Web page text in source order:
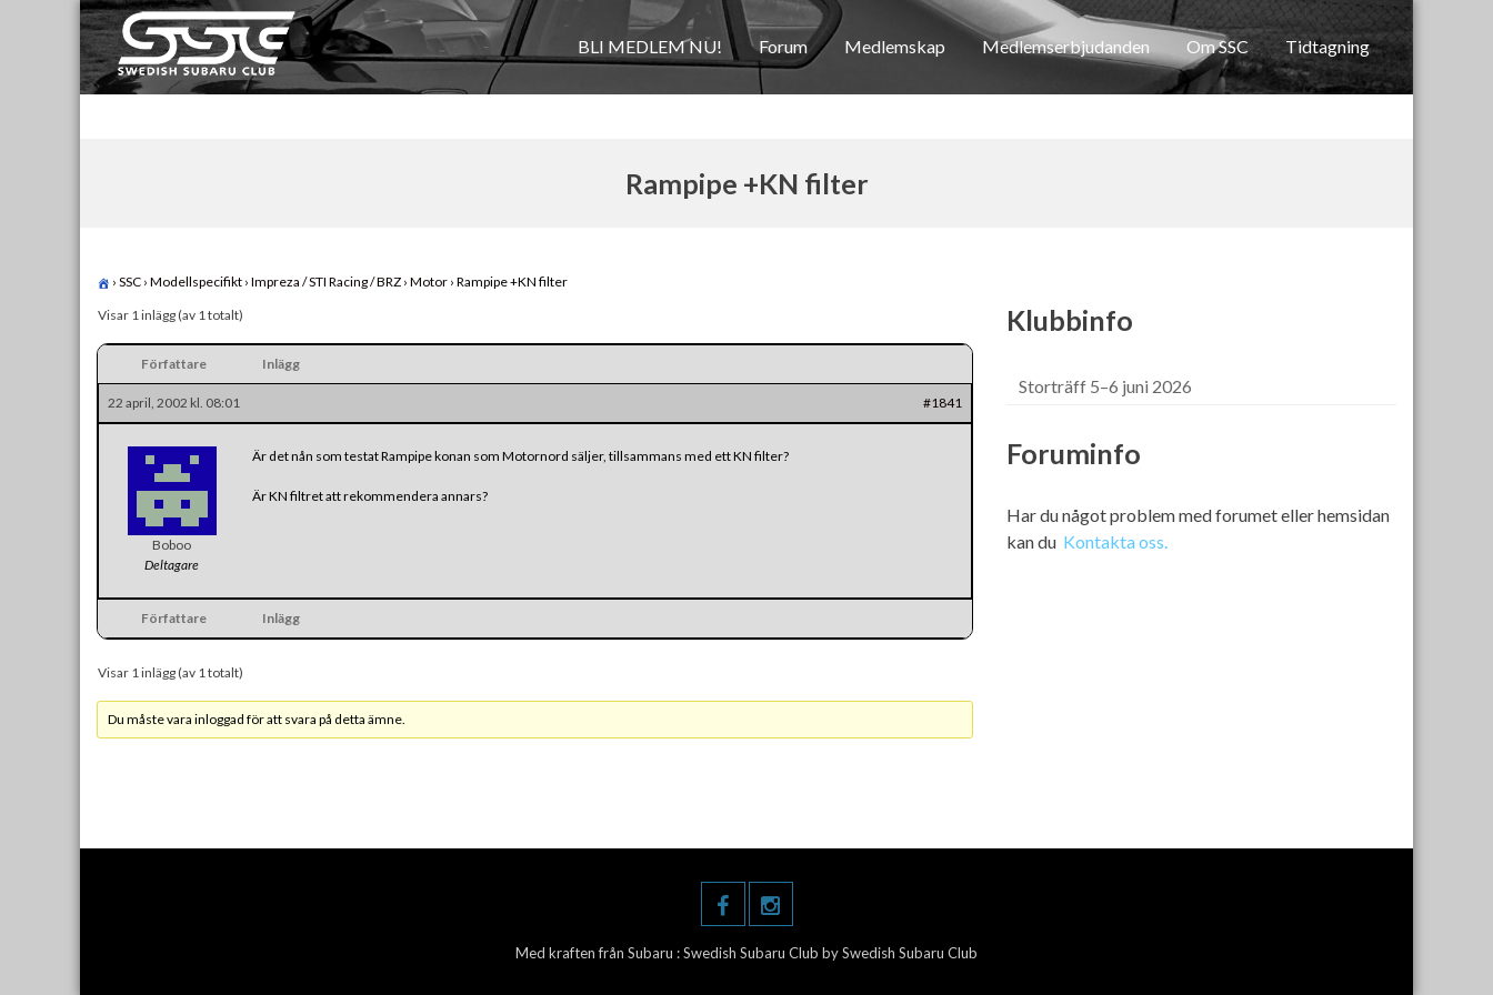
Skip
to
content
Swedish Subaru Club
För oss som älskar Subaru!
BLI MEDLEM NU! Forum Medlemskap Medlemserbjudanden Om SSC Tidtagning
Rampipe +KN filter
› SSC › Modellspecifikt › Impreza / STI Racing / BRZ › Motor › Rampipe +KN filter
Visar 1 inlägg (av 1 totalt)
Författare Inlägg
22 april, 2002 kl. 08:01 #1841
Boboo
Deltagare
Är det nån som testat Rampipe konan som Motornord säljer, tillsammans med ett KN filter?
Är KN filtret att rekommendera annars?
Författare Inlägg
Visar 1 inlägg (av 1 totalt)
Du måste vara inloggad för att svara på detta ämne.
Klubbinfo
Storträff 5–6 juni 2026
Foruminfo
Har du något problem med forumet eller hemsidan
kan du Kontakta oss.
Med kraften från Subaru :Swedish Subaru Club by Swedish Subaru Club